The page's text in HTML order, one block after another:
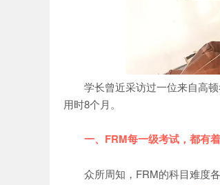
学长曾近采访过一位来自高顿
用时8个月。
一、FRM每一级考试，都有
众所周知，FRM的科目难度各